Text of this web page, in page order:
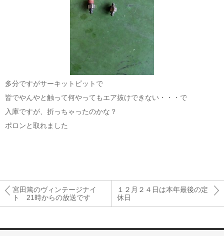
多分ですがサーキットピットで
皆でやんやと触って何やってもエア抜けできない・・・で
入庫ですが、折っちゃったのかな？
ポロンと取れました
宮田篤のヴィンテージナイ
ト 21時からの放送です
１２月２４日は本年最後の定
休日